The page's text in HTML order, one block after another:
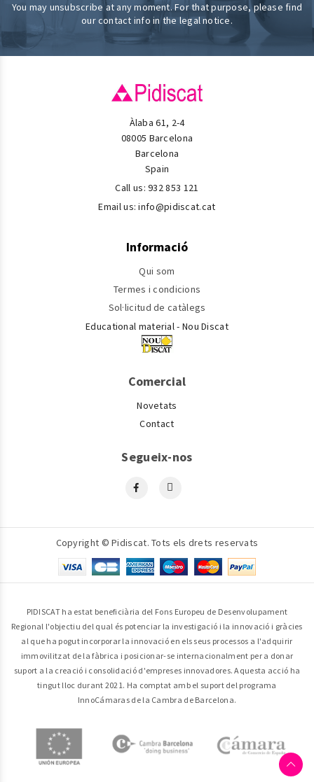
You may unsubscribe at any moment. For that purpose, please find
our contact info in the legal notice.
Àlaba 61, 2-4
08005 Barcelona
Barcelona
Spain
Call us:932 853 121
Email us:info@pidiscat.cat
Informació
Qui som
Termes i condicions
Sol·licitud de catàlegs
Educational material - Nou Discat
Comercial
Novetats
Contact
Segueix-nos
Copyright © Pidiscat. Tots els drets reservats
PIDISCAT ha estat beneficiària del Fons Europeu de Desenvolupament
Regional l'objectiu del qual és potenciar la investigació i la innovació i gràcies
al que ha pogut incorporar la innovació en els seus processos a l'adquirir
immovilitzat de la fàbrica i posicionar-se internacionalment per a donar
suport a la creació i consolidació d'empreses innovadores. Aquesta acció ha
tingut lloc durant 2021. Ha comptat amb el suport del programa
InnoCámaras de la Cambra de Barcelona.